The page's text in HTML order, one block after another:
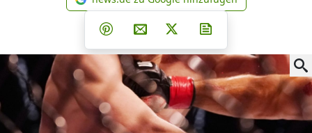
news.de zu Google
Teilen auf Facebook
Teilen auf Whatsapp
Teilen auf Telegram
Teilen auf Pinterest
Per E-Mail teilen
Post auf X